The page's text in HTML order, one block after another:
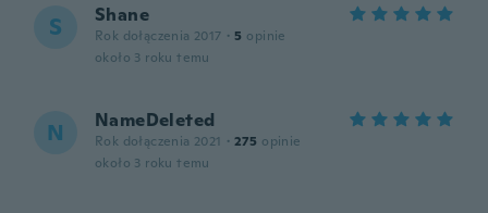
S Shane
Rok dołączenia 2017 · 5 opinie
około 3 roku temu
N NameDeleted
Rok dołączenia 2021 · 275 opinie
około 3 roku temu